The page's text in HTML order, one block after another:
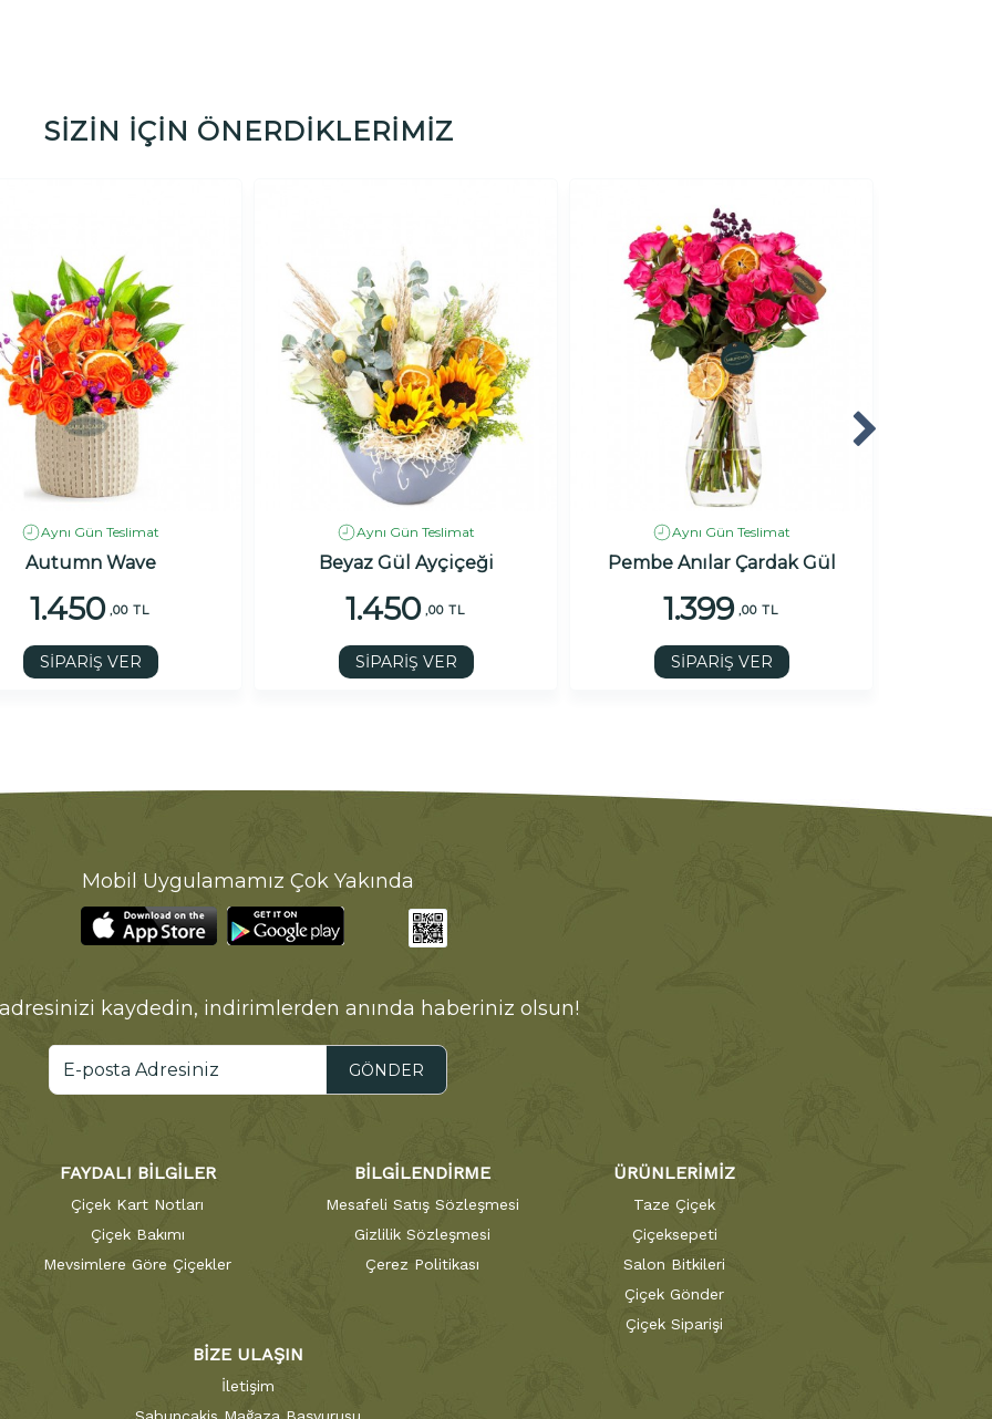
SİZİN İÇİN ÖNERDİKLERİMİZ
Aynı Gün Teslimat
Autumn Wave
1.450 ,00 TL
SİPARİŞ VER
Aynı Gün Teslimat
Beyaz Gül Ayçiçeği
1.450 ,00 TL
SİPARİŞ VER
Aynı Gün Teslimat
Pembe Anılar Çardak Gül
1.399 ,00 TL
SİPARİŞ VER
Mobil Uygulamamız Çok Yakında
kaydedin, indirimlerden anında haberiniz olsun!
GÖNDER
FAYDALI BİLGİLER
Çiçek Kart Notları
Çiçek Bakımı
Mevsimlere Göre Çiçekler
BİLGİLENDİRME
Mesafeli Satış Sözleşmesi
Gizlilik Sözleşmesi
Çerez Politikası
ÜRÜNLERİMİZ
Taze Çiçek
Çiçeksepeti
Salon Bitkileri
Çiçek Gönder
Çiçek Siparişi
BİZE ULAŞIN
İletişim